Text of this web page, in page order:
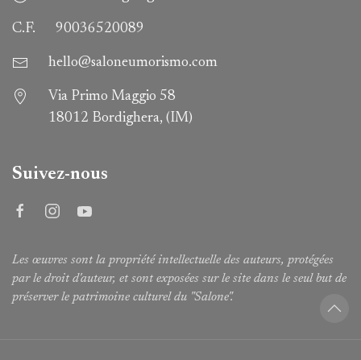
C.F. 90036520089
hello@saloneumorismo.com
Via Primo Maggio 58
18012 Bordighera, (IM)
Suivez-nous
Les œuvres sont la propriété intellectuelle des auteurs, protégées
par le droit d'auteur, et sont exposées sur le site dans le seul but de
préserver le patrimoine culturel du "Salone".